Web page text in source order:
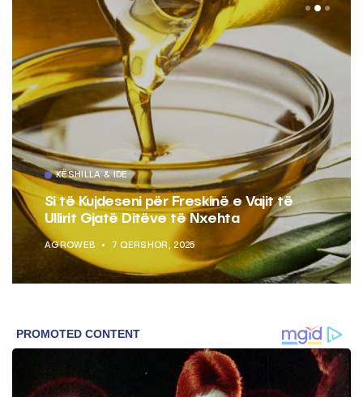
KËSHILLA & IDE
Si të Kujdeseni për Freskinë e Vajit të
Ullirit Gjatë Ditëve të Nxehta
AGROWEB 7 QERSHOR, 2025